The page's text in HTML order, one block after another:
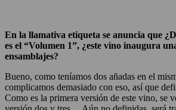
En la llamativa etiqueta se anuncia que
es el “Volumen 1”, ¿este vino inaugura
ensamblajes?
Bueno, como teníamos dos añadas en el
complicamos demasiado con eso, así que
Como es la primera versión de este vino, se